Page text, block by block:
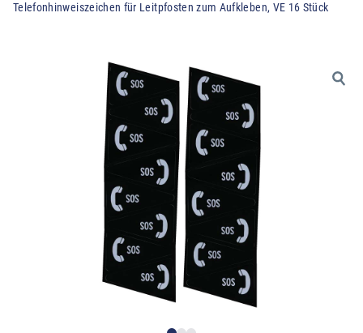
Telefonhinweiszeichen für Leitpfosten zum Aufkleben, VE 16 Stück